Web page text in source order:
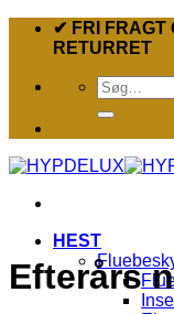
Fortsæt✔ FRI FRAGT
RETURRET
Søg
efter:
HEST
Efterårs